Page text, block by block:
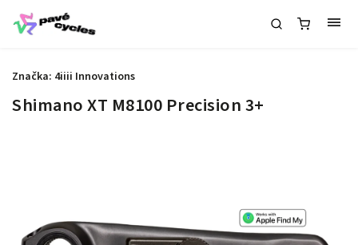
Shimano XT M8100 Precision 3+
Značka: 4iiii Innovations